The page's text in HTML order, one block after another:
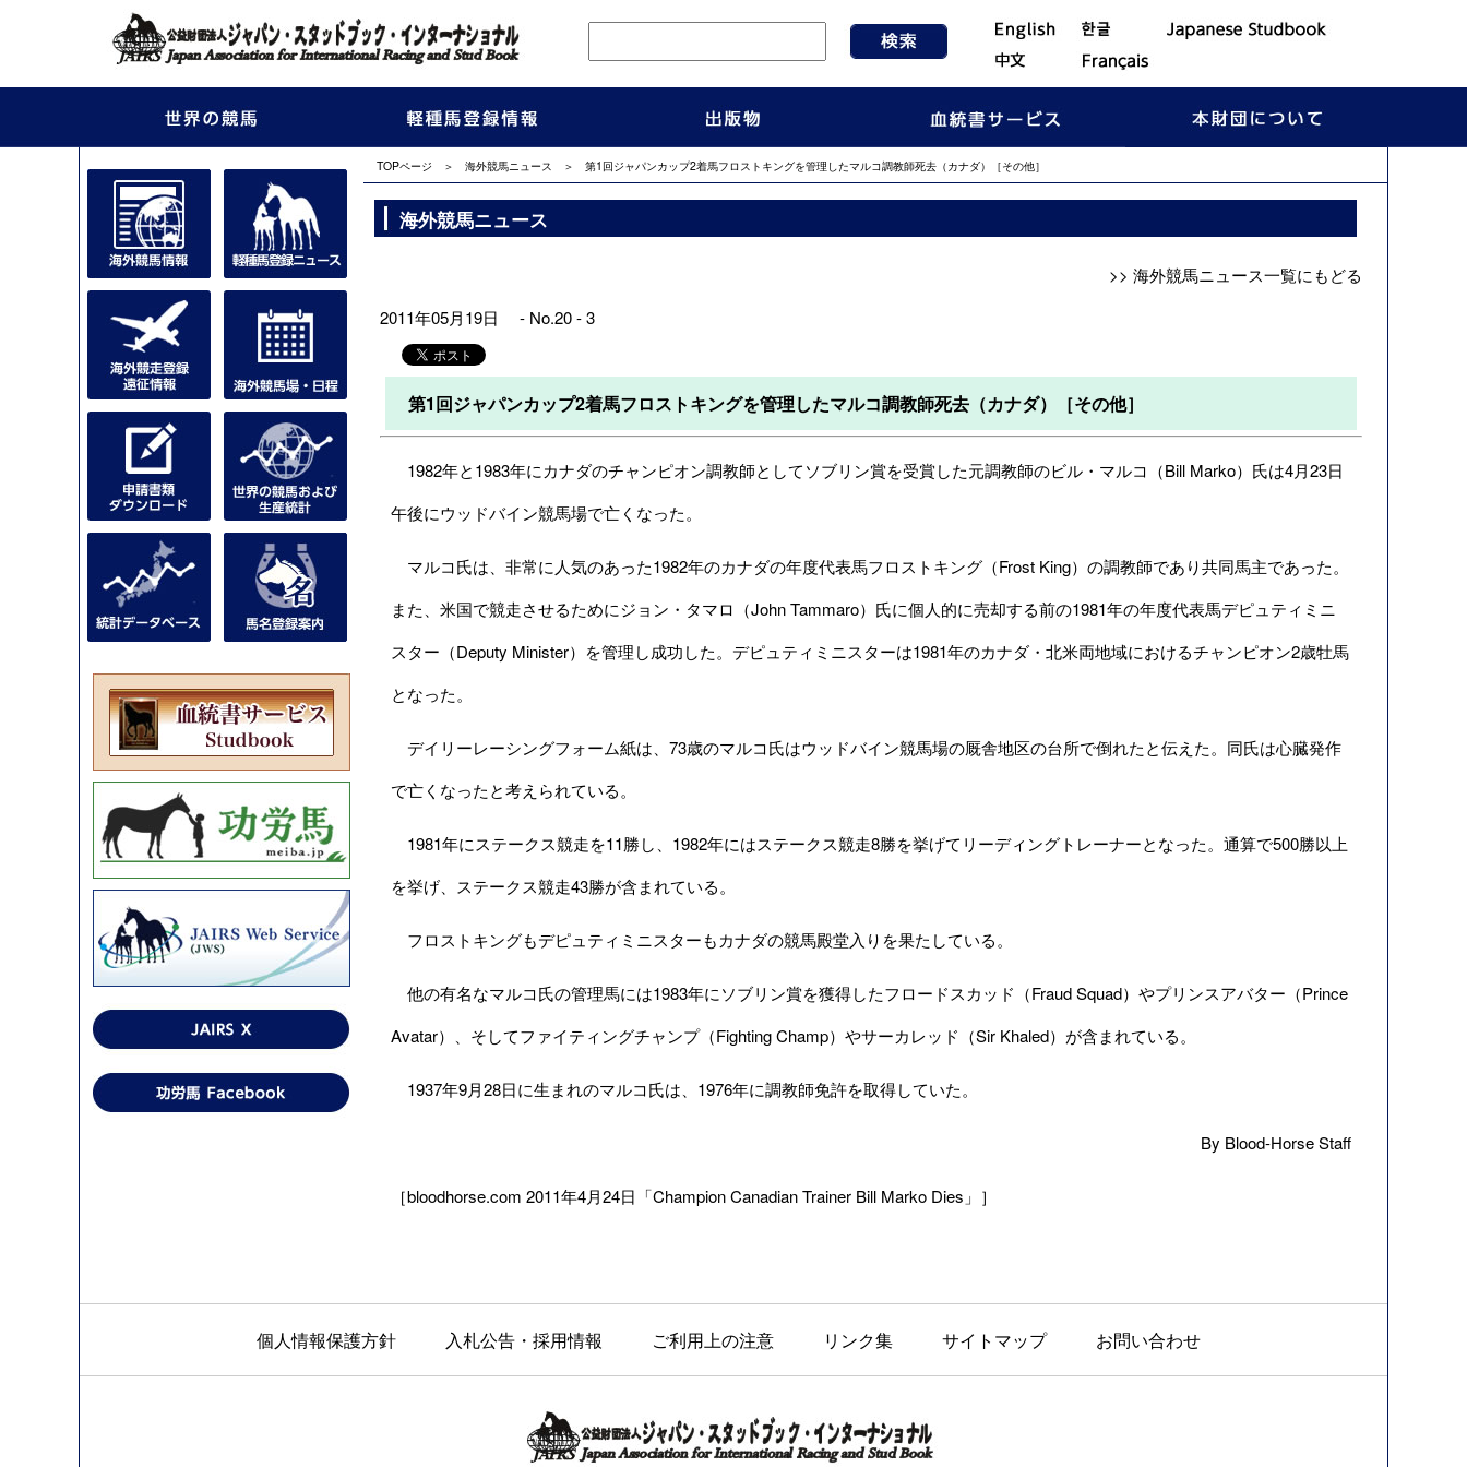
TOPページ ＞ 海外競馬ニュース ＞ 第1回ジャパンカップ2着馬フロストキングを管理したマルコ調教師死去（カナダ）［その他］
海外競馬ニュース
>> 海外競馬ニュース一覧にもどる
2011年05月19日 - No.20 - 3
第1回ジャパンカップ2着馬フロストキングを管理したマルコ調教師死去（カナダ）［その他］
1982年と1983年にカナダのチャンピオン調教師としてソブリン賞を受賞した元調教師のビル・マルコ（Bill Marko）氏は4月23日
午後にウッドバイン競馬場で亡くなった。
マルコ氏は、非常に人気のあった1982年のカナダの年度代表馬フロストキング（Frost King）の調教師であり共同馬主であった。
また、米国で競走させるためにジョン・タマロ（John Tammaro）氏に個人的に売却する前の1981年の年度代表馬デピュティミニ
スター（Deputy Minister）を管理し成功した。デピュティミニスターは1981年のカナダ・北米両地域におけるチャンピオン2歳牡馬
となった。
デイリーレーシングフォーム紙は、73歳のマルコ氏はウッドバイン競馬場の厩舎地区の台所で倒れたと伝えた。同氏は心臓発作
で亡くなったと考えられている。
1981年にステークス競走を11勝し、1982年にはステークス競走8勝を挙げてリーディングトレーナーとなった。通算で500勝以上
を挙げ、ステークス競走43勝が含まれている。
フロストキングもデピュティミニスターもカナダの競馬殿堂入りを果たしている。
他の有名なマルコ氏の管理馬には1983年にソブリン賞を獲得したフロードスカッド（Fraud Squad）やプリンスアバター（Prince
Avatar）、そしてファイティングチャンプ（Fighting Champ）やサーカレッド（Sir Khaled）が含まれている。
1937年9月28日に生まれのマルコ氏は、1976年に調教師免許を取得していた。
By Blood-Horse Staff
［bloodhorse.com 2011年4月24日「Champion Canadian Trainer Bill Marko Dies」］
個人情報保護方針 入札公告・採用情報 ご利用上の注意 リンク集 サイトマップ お問い合わせ